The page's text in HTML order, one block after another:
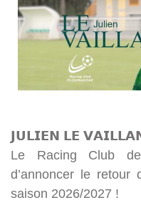
𝗝𝗨𝗟𝗜𝗘𝗡 𝗟𝗘
Le Racing Club
d’annoncer le
saison 2026/2027 !